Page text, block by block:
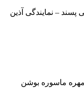
پسند – نمایندگی آذین
ماسوره بوشن